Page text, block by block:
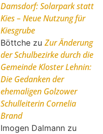
Damsdorf: Solarpark statt
Kies – Neue Nutzung für
Kiesgrube
Böttche zuZur Änderung
der Schulbezirke durch die
Gemeinde Kloster Lehnin:
Die Gedanken der
ehemaligen Golzower
Schulleiterin Cornelia
Brand
Imogen Dalmann zu